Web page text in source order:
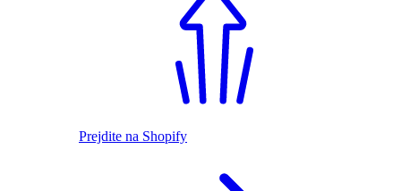
Prejdite na Shopify